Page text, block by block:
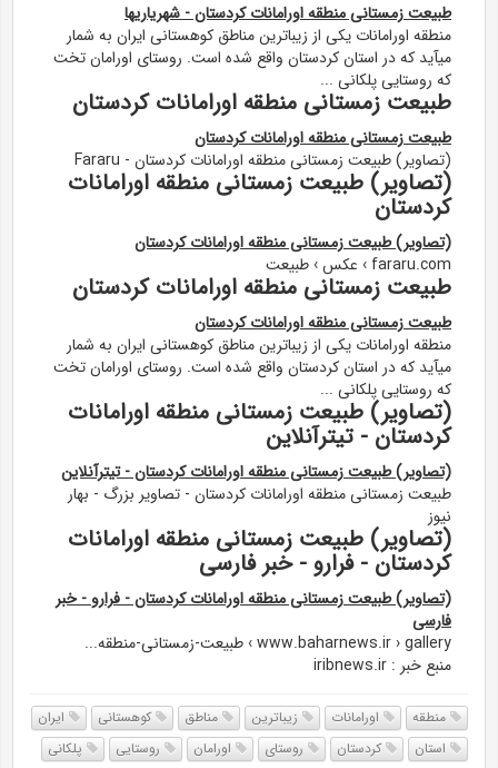
طبیعت زمستانی منطقه اورامانات کردستان - شهریاریها
منطقه اورامانات یکی از زیباترین مناطق کوهستانی ایران به شمار
میآید که در استان کردستان واقع شده است. روستای اورامان تخت
که روستایی پلکانی ...
طبیعت زمستانی منطقه اورامانات کردستان
طبیعت زمستانی منطقه اورامانات کردستان
(تصاویر) طبیعت زمستانی منطقه اورامانات کردستان - Fararu
(تصاویر) طبیعت زمستانی منطقه اورامانات
کردستان
(تصاویر) طبیعت زمستانی منطقه اورامانات کردستان
fararu.com › عکس › طبیعت
طبیعت زمستانی منطقه اورامانات کردستان
طبیعت زمستانی منطقه اورامانات کردستان
منطقه اورامانات یکی از زیباترین مناطق کوهستانی ایران به شمار
میآید که در استان کردستان واقع شده است. روستای اورامان تخت
که روستایی پلکانی ...
(تصاویر) طبیعت زمستانی منطقه اورامانات
کردستان - تیترآنلاین
(تصاویر) طبیعت زمستانی منطقه اورامانات کردستان - تیترآنلاین
طبیعت زمستانی منطقه اورامانات کردستان - تصاوير بزرگ - بهار
نیوز
(تصاویر) طبیعت زمستانی منطقه اورامانات
کردستان - فرارو - خبر فارسی
(تصاویر) طبیعت زمستانی منطقه اورامانات کردستان - فرارو - خبر
فارسی
www.baharnews.ir › gallery › طبیعت-زمستانی-منطقه...
منبع خبر : iribnews.ir
منطقه اورامانات زیباترین مناطق کوهستانی
ایران
استان
کردستان روستای اورامان روستایی
پلکانی